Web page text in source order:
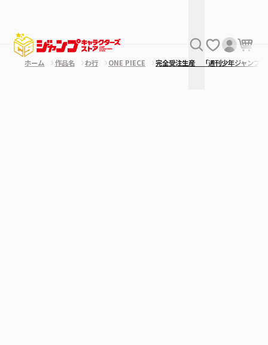
ホーム 作品名 わ行 ONE PIECE 完全受注生産 「週刊少年ジャン